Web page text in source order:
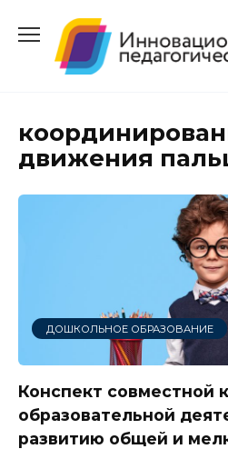
содержанию
движения
ДОШКОЛЬНОЕ ОБРАЗОВАНИЕ
Конспект совместной
образовательной
развитию общей и